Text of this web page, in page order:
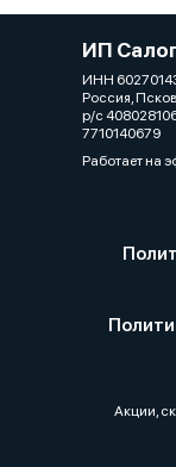
ИП
ИНН
Россия,
р/с
7710140679
Работает на
Акции,